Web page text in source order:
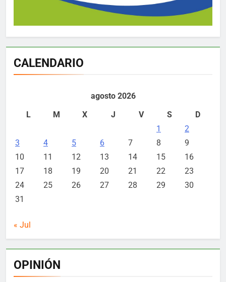
CALENDARIO
agosto 2026
L
M X J V S
D
1
2
3
4 5 6 7 8
9
10
11 12 13 14 15
16
17
18 19 20 21 22
23
24
25 26 27 28 29
30
31
« Jul
OPINIÓN